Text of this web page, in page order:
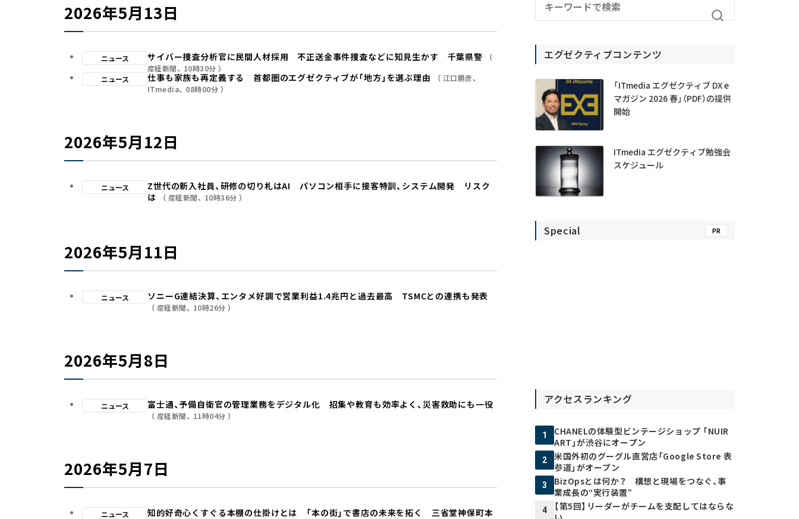
2026年5月13日
ニュース サイバー捜査分析官に民間人材採用 不正送金事件捜査などに知見生かす 千葉県警
産経新聞
10時30分
ニュース
仕事も家族も再定義する 首都圏のエグゼクティブが「地方」を選ぶ理由
江口勝彦
ITmedia
08時00分
2026年5月12日
ニュース
Z世代の新入社員、研修の切り札はAI パソコン相手に接客特訓、システム開発 リスク
は
産経新聞 10時36分
2026年5月11日
ニュース ソニーG連結決算、エンタメ好調で営業利益1.4兆円と過去最高 TSMCとの連携も発表
産経新聞 10時26分
2026年5月8日
ニュース 富士通、予備自衛官の管理業務をデジタル化 招集や教育も効率よく、災害救助にも一役
産経新聞 11時04分
2026年5月7日
ニュース
知的好奇心くすぐる本棚の仕掛けとは 「本の街」で書店の未来を拓く 三省堂神保町本
エグゼクティブコンテンツ
「ITmedia エグゼクティブ DX e
マガジン 2026 春」（PDF）の提供
開始
ITmedia エグゼクティブ勉強会
スケジュール
Special PR
アクセスランキング
1
CHANELの体験型ビンテージショップ 「NUIR
ART」が渋谷にオープン
2
米国外初のグーグル直営店「Google Store 表
参道」がオープン
3
BizOpsとは何か？ 構想と現場をつなぐ、事
業成長の“実行装置”
4
【第5回】リーダーがチームを支配してはならな